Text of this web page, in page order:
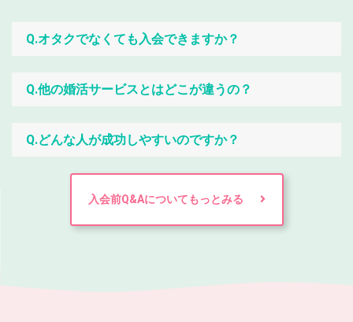
Q.オタクでなくても入会できますか？
Q.他の婚活サービスとはどこが違うの？
Q.どんな人が成功しやすいのですか？
入会前Q&Aについてもっとみる